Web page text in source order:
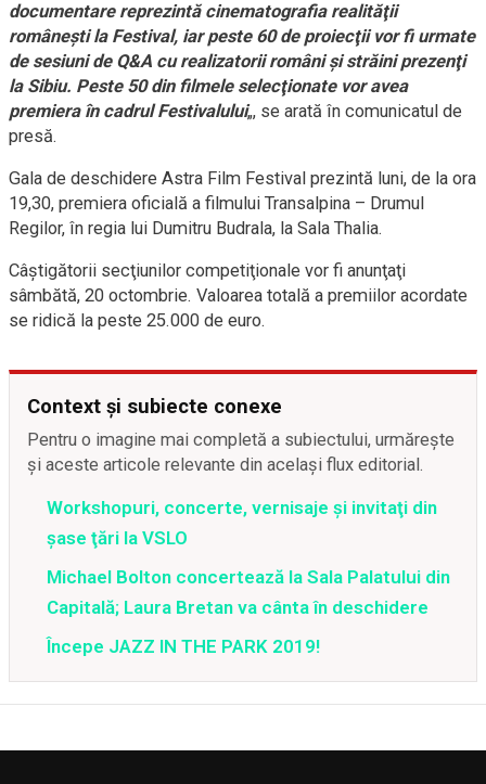
documentare reprezintă cinematografia realităţii
româneşti la Festival, iar peste 60 de proiecţii vor fi urmate
de sesiuni de Q&A cu realizatorii români şi străini prezenţi
la Sibiu. Peste 50 din filmele selecţionate vor avea
premiera în cadrul Festivalului„, se arată în comunicatul de
presă.
Gala de deschidere Astra Film Festival prezintă luni, de la ora
19,30, premiera oficială a filmului Transalpina – Drumul
Regilor, în regia lui Dumitru Budrala, la Sala Thalia.
Câştigătorii secţiunilor competiţionale vor fi anunţaţi
sâmbătă, 20 octombrie. Valoarea totală a premiilor acordate
se ridică la peste 25.000 de euro.
Context și subiecte conexe
Pentru o imagine mai completă a subiectului, urmărește
și aceste articole relevante din același flux editorial.
Workshopuri, concerte, vernisaje şi invitaţi din
şase ţări la VSLO
Michael Bolton concertează la Sala Palatului din
Capitală; Laura Bretan va cânta în deschidere
Începe JAZZ IN THE PARK 2019!